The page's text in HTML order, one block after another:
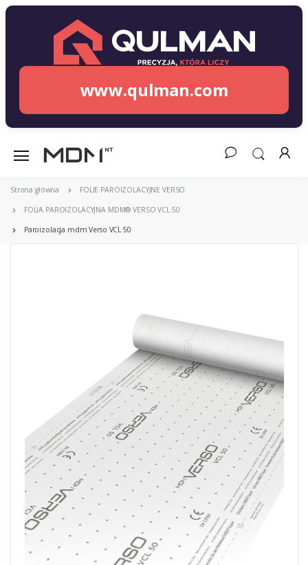
www.qulman.com
Strona główna FOLIE PAROIZOLACYJNE VERSO
FOLIA PAROIZOLACYJNA MDM® VERSO VCL 50
Paroizolacja mdm Verso VCL 50